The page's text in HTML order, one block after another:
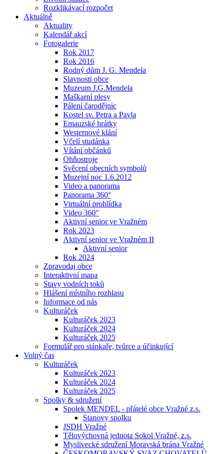
Rozklikávací rozpočet
Aktuálně
Aktuality
Kalendář akcí
Fotogalerie
Rok 2017
Rok 2016
Rodný dům J. G. Mendela
Slavnosti obce
Muzeum J.G.Mendela
Maškarní plesy
Pálení čarodějnic
Kostel sv. Petra a Pavla
Emauzské hrátky
Westernové klání
Včelí studánka
Vítání občánků
Ohňostroje
Svěcení obecních symbolů
Muzejní noc 1.6.2012
Video a panorama
Panorama 360°
Virtuální prohlídka
Video 360°
Aktivní senior ve Vražném
Rok 2023
Aktivní senior ve Vražném II
Aktivní senior
Rok 2024
Zpravodaj obce
Interaktivní mapa
Stavy vodních toků
Hlášení místního rozhlasu
Informace od nás
Kulturáček
Kulturáček 2023
Kulturáček 2024
Kulturáček 2025
Formulář pro stánkaře, tvůrce a účinkující
Volný čas
Kulturáček
Kulturáček 2023
Kulturáček 2024
Kulturáček 2025
Spolky & sdružení
Spolek MENDEL - přátelé obce Vražné z.s.
Stanovy spolku
JSDH Vražné
Tělovýchovná jednota Sokol Vražné, z.s.
Myslivecké sdružení Moravská brána Vražné